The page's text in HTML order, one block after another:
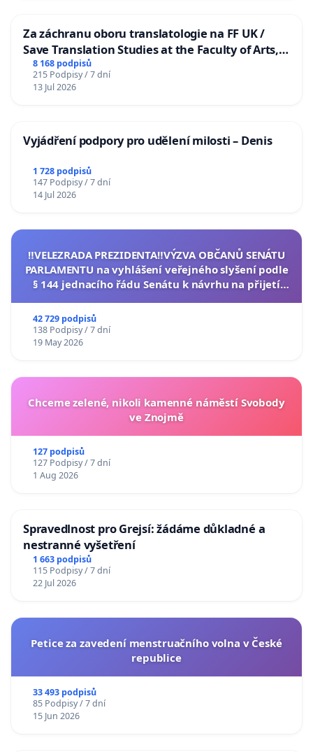
Za záchranu oboru translatologie na FF UK /
Save Translation Studies at the Faculty of Arts,
Charles University
8 168 podpisů
215 Podpisy / 7 dní
13 Jul 2026
Vyjádření podpory pro udělení milosti – Denis
1 728 podpisů
147 Podpisy / 7 dní
14 Jul 2026
‼️VELEZRADA PREZIDENTA‼️VÝZVA OBČANŮ SENÁTU
PARLAMENTU na vyhlášení veřejného slyšení podle
§ 144 jednacího řádu Senátu k návrhu na přijetí
42 729 podpisů
138 Podpisy / 7 dní
19 May 2026
Chceme zelené, nikoli kamenné náměstí Svobody
ve Znojmě
127 podpisů
127 Podpisy / 7 dní
1 Aug 2026
Spravedlnost pro Grejsí: žádáme důkladné a
nestranné vyšetření
1 663 podpisů
115 Podpisy / 7 dní
22 Jul 2026
Petice za zavedení menstruačního volna v České
republice
33 493 podpisů
85 Podpisy / 7 dní
15 Jun 2026